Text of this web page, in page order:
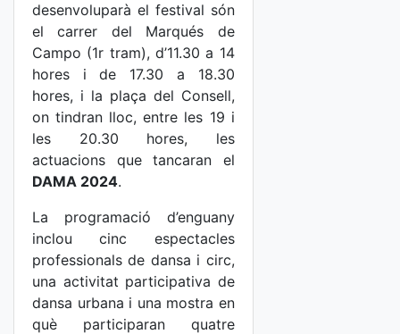
desenvoluparà el festival són
el carrer del Marqués de
Campo (1r tram), d’11.30 a 14
hores i de 17.30 a 18.30
hores, i la plaça del Consell,
on tindran lloc, entre les 19 i
les 20.30 hores, les
actuacions que tancaran el
DAMA 2024.
La programació d’enguany
inclou cinc espectacles
professionals de dansa i circ,
una activitat participativa de
dansa urbana i una mostra en
què participaran quatre